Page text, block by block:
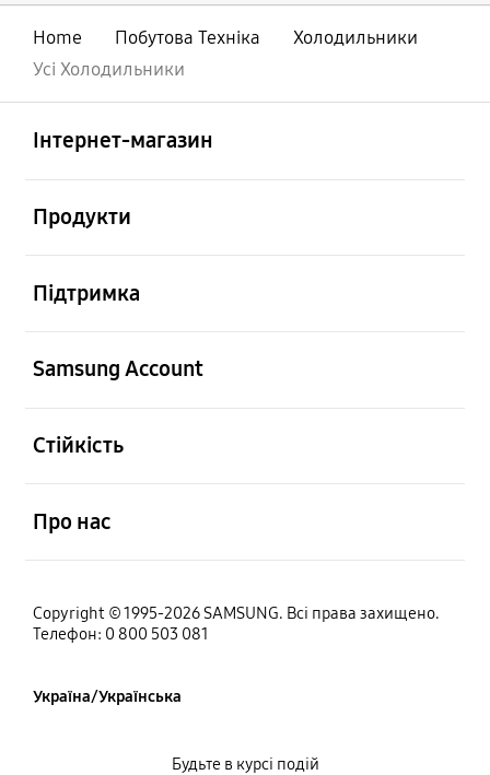
Home Побутова Технiка
Холодильники
Усі Холодильники
Інтернет-магазин
Продукти
Підтримка
Samsung Account
Стійкість
Про нас
Copyright © 1995-2026 SAMSUNG. Всі права захищено.
Телефон: 0 800 503 081
Україна/Українська
Будьте в курсі подій